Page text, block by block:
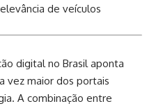
de veículos
digital no Brasil aponta
vez maior dos portais
A combinação entre